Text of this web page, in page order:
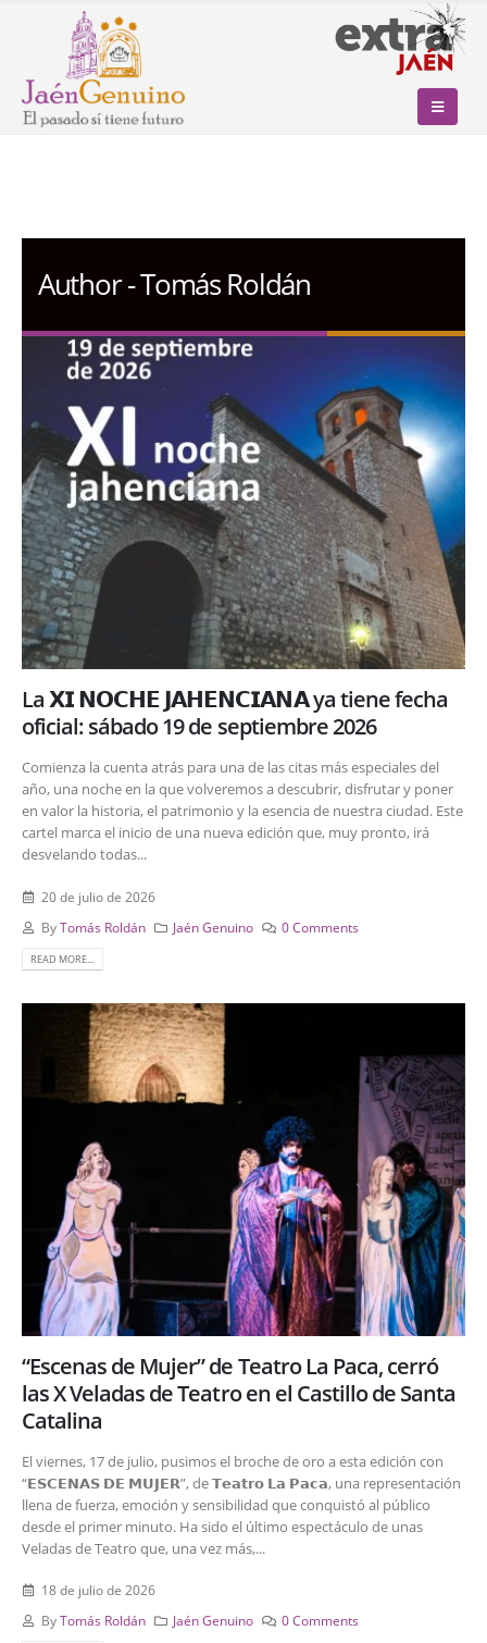
Author - Tomás Roldán
La 𝗫𝗜 𝗡𝗢𝗖𝗛𝗘 𝗝𝗔𝗛𝗘𝗡𝗖𝗜𝗔𝗡𝗔 ya tiene fecha
oficial: sábado 19 de septiembre 2026
Comienza la cuenta atrás para una de las citas más especiales del
año, una noche en la que volveremos a descubrir, disfrutar y poner
en valor la historia, el patrimonio y la esencia de nuestra ciudad. Este
cartel marca el inicio de una nueva edición que, muy pronto, irá
desvelando todas...
20 de julio de 2026
ByTomás Roldán Jaén Genuino 0 Comments
READ MORE...
“Escenas de Mujer” de Teatro La Paca, cerró
las X Veladas de Teatro en el Castillo de Santa
Catalina
El viernes, 17 de julio, pusimos el broche de oro a esta edición con
“𝗘𝗦𝗖𝗘𝗡𝗔𝗦 𝗗𝗘 𝗠𝗨𝗝𝗘𝗥”, de 𝗧𝗲𝗮𝘁𝗿𝗼 𝗟𝗮 𝗣𝗮𝗰𝗮, una representación
llena de fuerza, emoción y sensibilidad que conquistó al público
desde el primer minuto. Ha sido el último espectáculo de unas
Veladas de Teatro que, una vez más,...
18 de julio de 2026
ByTomás Roldán Jaén Genuino 0 Comments